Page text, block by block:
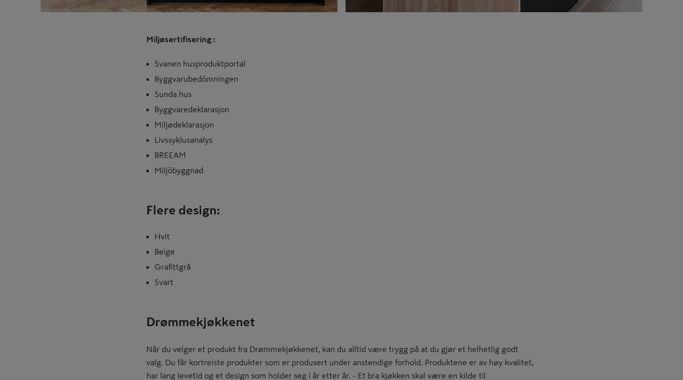
Miljøsertifisering :
Svanen husproduktportal
Byggvarubedömningen
Sunda hus
Byggvaredeklarasjon
Miljødeklarasjon
Livssyklusanalys
BREEAM
Miljöbyggnad
Flere design:
Hvit
Beige
Grafittgrå
Svart
Drømmekjøkkenet
Når du velger et produkt fra Drømmekjøkkenet, kan du alltid være trygg på at du gjør et helhetlig godt
valg. Du får kortreiste produkter som er produsert under anstendige forhold. Produktene er av høy kvalitet,
har lang levetid og et design som holder seg i år etter år. - Et bra kjøkken skal være en kilde til